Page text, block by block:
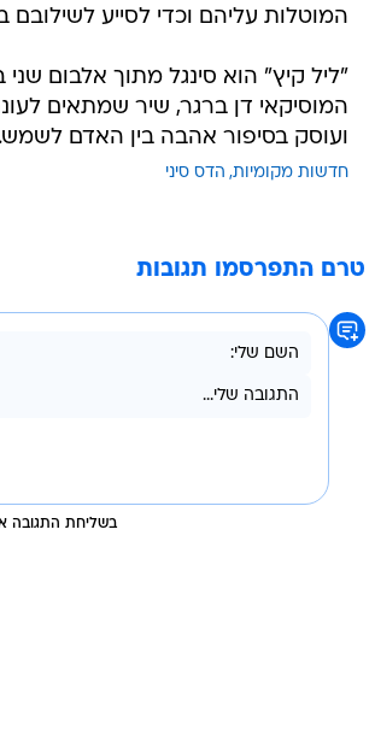
המוטלות עליהם וכדי לסייע לשילובם
"ליל קיץ" הוא סינגל מתוך אלבום
המוסיקאי דן ברגר, שיר שמתאים
ועוסק בסיפור אהבה בין האדם לשמש.
חדשות מקומיות הדס סיני
טרם התפרסמו תגובות
בשליחת התגובה